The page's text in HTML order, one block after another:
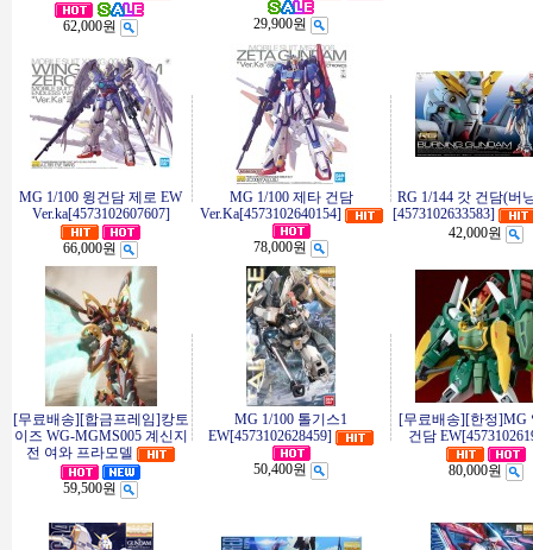
62,000원
29,900원
MG 1/100 윙건담 제로 EW
Ver.ka[4573102607607]
66,000원
MG 1/100 제타 건담
Ver.Ka[4573102640154]
78,000원
RG 1/144 갓 건담(버
[4573102633583]
42,000원
[무료배송][합금프레임]캉토
이즈 WG-MGMS005 계신지
전 여와 프라모델
59,500원
MG 1/100 톨기스1
EW[4573102628459]
50,400원
[무료배송][한정]MG
건담
80,000원